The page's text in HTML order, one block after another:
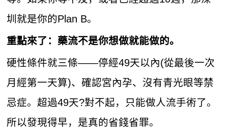
圳就是你的Plan B。
重點來了： 藥流不是你想做就能做的。
硬性條件就三條——停經49天以內(從最後一次
月經第一天算)、確認宮內孕、沒有青光眼等禁
忌症。超過49天?對不起，只能做人流手術了。
所以發現得早，是真的省錢省罪。